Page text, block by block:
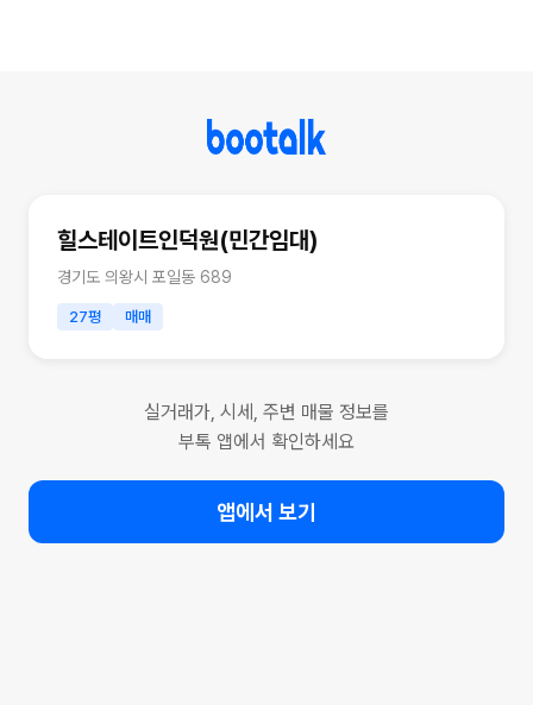
힐스테이트인덕원(민간임대)
경기도 의왕시 포일동 689
27평 매매
실거래가, 시세, 주변 매물 정보를
부톡 앱에서 확인하세요
앱에서 보기